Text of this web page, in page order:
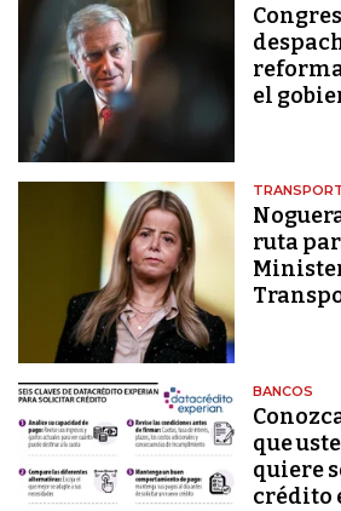
el
ruta
BANCOS
que
quiere
crédito